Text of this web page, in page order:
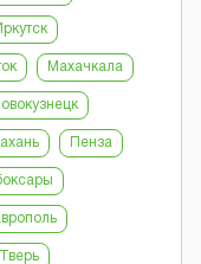
Махачкала
Пенза
Тверь